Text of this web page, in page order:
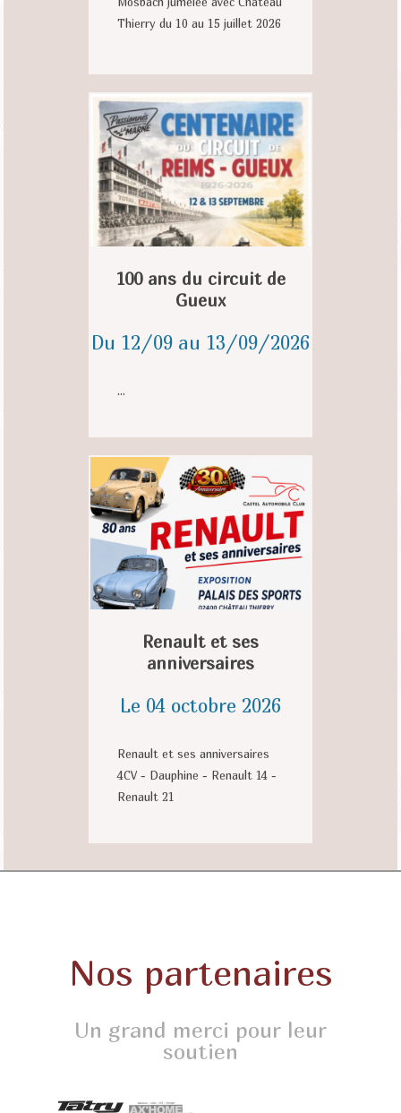
Thierry du 10 au 15 juillet 2026
100 ans du circuit de
Gueux
Du 12/09 au 13/09/2026
...
Renault et ses
anniversaires
Le 04 octobre 2026
Renault et ses anniversaires
4CV - Dauphine - Renault 14 -
Renault 21
Nos partenaires
Un grand merci pour leur
soutien